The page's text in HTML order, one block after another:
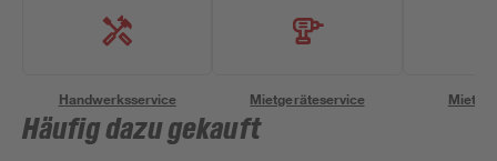
Handwerksservice Mietgeräteservice
Häufig dazu gekauft